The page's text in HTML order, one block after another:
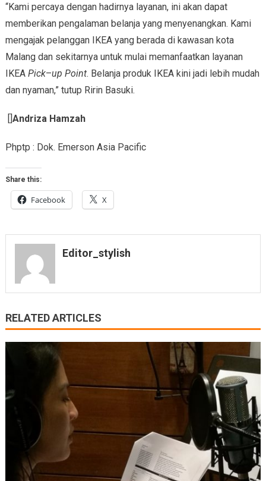
“Kami percaya dengan hadirnya layanan, ini akan dapat
memberikan pengalaman belanja yang menyenangkan. Kami
mengajak pelanggan IKEA yang berada di kawasan kota
Malang dan sekitarnya untuk mulai memanfaatkan layanan
IKEA Pick–up Point. Belanja produk IKEA kini jadi lebih mudah
dan nyaman,” tutup Ririn Basuki.
[]Andriza Hamzah
Phptp : Dok. Emerson Asia Pacific
Share this:
Facebook X
Editor_stylish
RELATED ARTICLES